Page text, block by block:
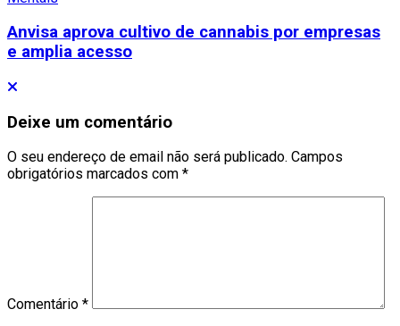
Anvisa aprova cultivo de cannabis por empresas
e amplia acesso
Deixe um comentário
O seu endereço de email não será publicado. Campos
obrigatórios marcados com *
Comentário *